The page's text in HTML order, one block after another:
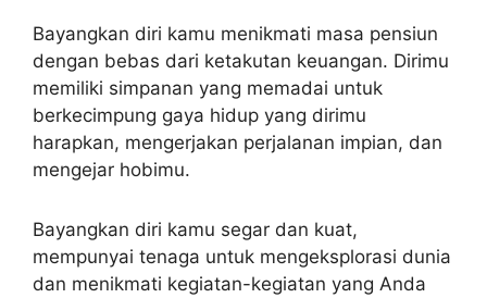
Bayangkan diri kamu menikmati masa pensiun
dengan bebas dari ketakutan keuangan. Dirimu
memiliki simpanan yang memadai untuk
berkecimpung gaya hidup yang dirimu
harapkan, mengerjakan perjalanan impian, dan
mengejar hobimu.
Bayangkan diri kamu segar dan kuat,
mempunyai tenaga untuk mengeksplorasi dunia
dan menikmati kegiatan-kegiatan yang Anda